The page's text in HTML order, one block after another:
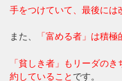
手をつけていて、最後に
また、 「富める者」は積
「貧しき者」もリーダのき
約していることです。